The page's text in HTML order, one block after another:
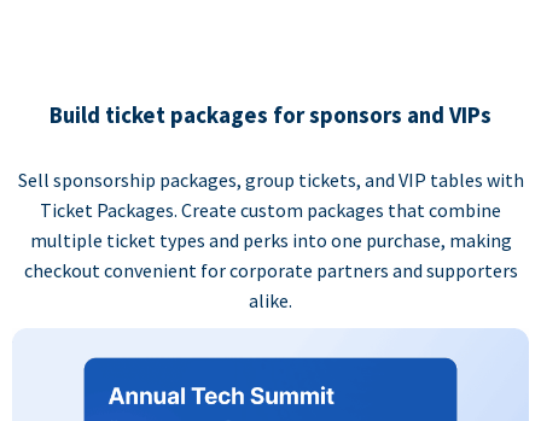
Build ticket packages for sponsors and VIPs
Sell sponsorship packages, group tickets, and VIP tables with
Ticket Packages. Create custom packages that combine
multiple ticket types and perks into one purchase, making
checkout convenient for corporate partners and supporters
alike.